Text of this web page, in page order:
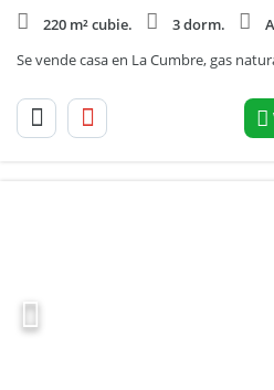
220 m² cubie.
3 dorm.
Se vende casa en La Cumbre, gas